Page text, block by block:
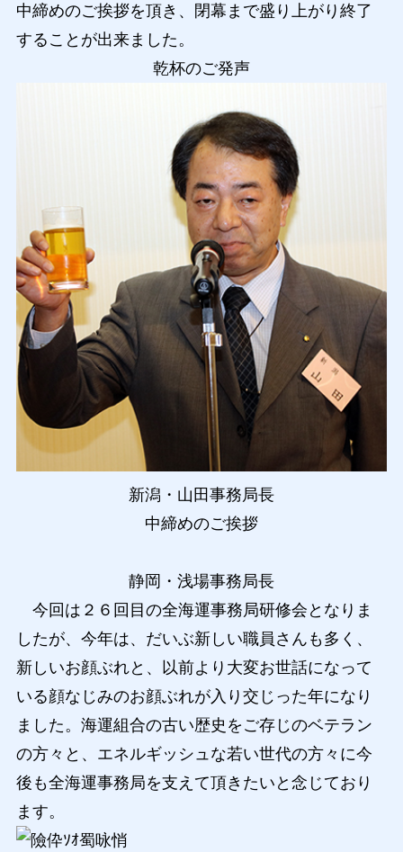
中締めのご挨拶を頂き、閉幕まで盛り上がり終了
することが出来ました。
乾杯のご発声
新潟・山田事務局長
中締めのご挨拶
静岡・浅場事務局長
今回は２６回目の全海運事務局研修会となりま
したが、今年は、だいぶ新しい職員さんも多く、
新しいお顔ぶれと、以前より大変お世話になって
いる顔なじみのお顔ぶれが入り交じった年になり
ました。海運組合の古い歴史をご存じのベテラン
の方々と、エネルギッシュな若い世代の方々に今
後も全海運事務局を支えて頂きたいと念じており
ます。